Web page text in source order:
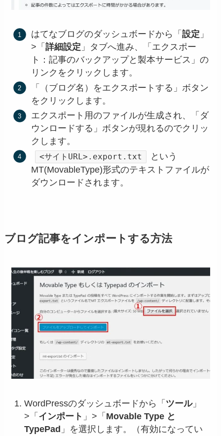
はてなブログのダッシュボードから「 設定 」
>「 詳細設定 」タブへ進み、「エクスポー
ト：記事のバックアップと製本サービス」の
リンクをクリックします。
「（ブログ名）をエクスポートする」ボタン
をクリックします。
エクスポート用のファイルが生成され、「ダ
ウンロードする」ボタンが現れるのでクリッ
クします。
<サイトURL>.export.txt
という
MT(MovableType)形式のテキストファイルが
ダウンロードされます。
ブログ記事をインポートする方法
WordPressのダッシュボードから「 ツール」
>「 インポート 」>「 Movable Type と
TypePad 」を選択します。（有効になってい